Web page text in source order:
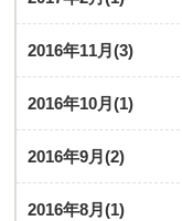
2016年11月(3)
2016年10月(1)
2016年9月(2)
2016年8月(1)